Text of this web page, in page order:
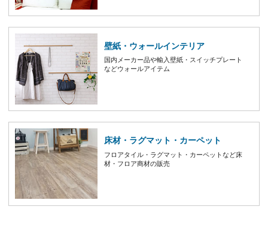
壁紙・ウォールインテリア
国内メーカー品や輸入壁紙・スイッチプレート
などウォールアイテム
床材・ラグマット・カーペット
フロアタイル・ラグマット・カーペットなど床
材・フロア商材の販売